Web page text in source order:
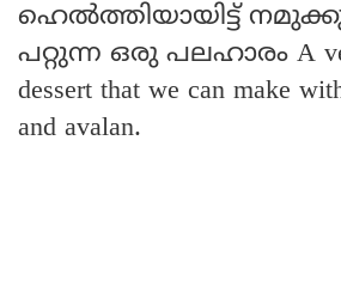
ഹെൽത്തിയായിട്ട്
പറ്റുന്ന ഒരു പലഹാരം A
dessert that we can make
and avalan.